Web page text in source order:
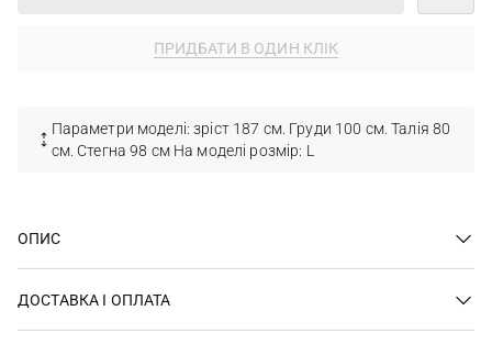
ПРИДБАТИ В ОДИН КЛІК
Параметри моделі: зріст 187 см. Груди 100 см. Талія 80
см. Стегна 98 см На моделі розмір: L
ОПИС
ДОСТАВКА І ОПЛАТА